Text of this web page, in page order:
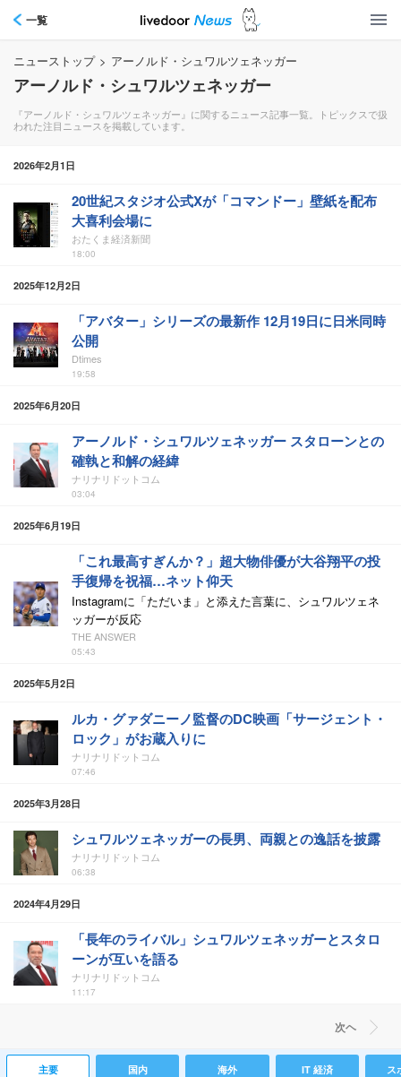
一覧
ニューストップ > アーノルド・シュワルツェネッガー
アーノルド・シュワルツェネッガー
『アーノルド・シュワルツェネッガー』に関するニュース記事一覧。トピックスで扱
われた注目ニュースを掲載しています。
2026年2月1日
20世紀スタジオ公式Xが「コマンドー」壁紙を配布
大喜利会場に
おたくま経済新聞
18:00
2025年12月2日
「アバター」シリーズの最新作 12月19日に日米同時
公開
Dtimes
19:58
2025年6月20日
アーノルド・シュワルツェネッガー スタローンとの
確執と和解の経緯
ナリナリドットコム
03:04
2025年6月19日
「これ最高すぎんか？」超大物俳優が大谷翔平の投
手復帰を祝福…ネット仰天
Instagramに「ただいま」と添えた言葉に、シュワルツェネ
ッガーが反応
THE ANSWER
05:43
2025年5月2日
ルカ・グァダニーノ監督のDC映画「サージェント・
ロック」がお蔵入りに
ナリナリドットコム
07:46
2025年3月28日
シュワルツェネッガーの長男、両親との逸話を披露
ナリナリドットコム
06:38
2024年4月29日
「長年のライバル」シュワルツェネッガーとスタロ
ーンが互いを語る
ナリナリドットコム
11:17
次ヘ
主要 国内 海外 IT 経済 ス